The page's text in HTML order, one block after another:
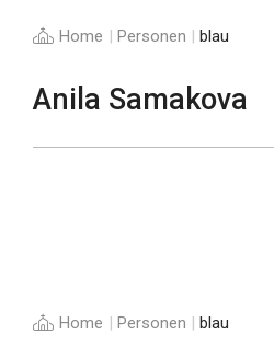
Home | Personen | blau
Anila Samakova
Home | Personen | blau